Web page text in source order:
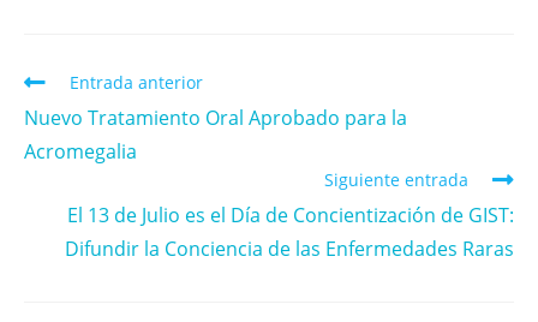
Entrada anterior
Nuevo Tratamiento Oral Aprobado para la
Acromegalia
Siguiente entrada
El 13 de Julio es el Día de Concientización de GIST:
Difundir la Conciencia de las Enfermedades Raras